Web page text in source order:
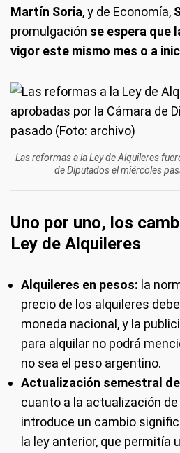
Martín Soria, y de Economía,
promulgación se espera que
vigor este mismo mes o a
Las reformas a la Ley de Alquileres
de Diputados el miércoles
Uno por uno, los
Ley de Alquileres
Alquileres en pesos: la
precio de los alquileres
moneda nacional, y la
para alquilar no podrá
no sea el peso argentino.
Actualización semestral
cuanto a la actualización
introduce un cambio
la ley anterior, que permitía